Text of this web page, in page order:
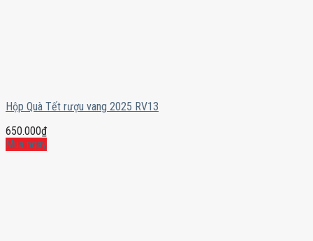
Hộp Quà Tết rượu vang 2025 RV13
650.000₫
Mua ngay